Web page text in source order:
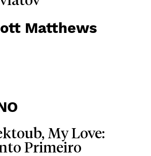
Matthews
My Love:
Primeiro